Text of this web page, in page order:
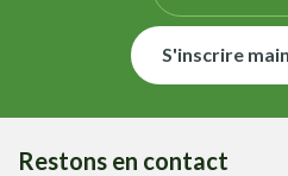
S'inscrire
Restons en contact